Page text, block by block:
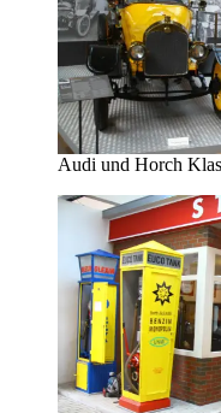
Audi und Horch